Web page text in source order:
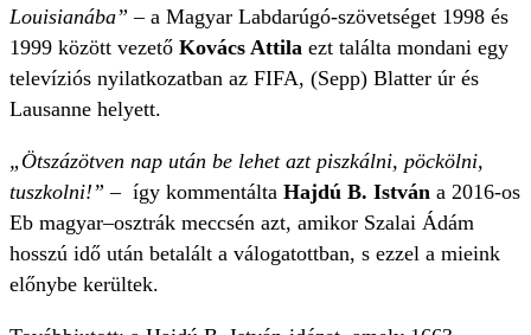
Louisianába” – a Magyar Labdarúgó-szövetséget 1998 és
1999 között vezető Kovács Attila ezt találta mondani egy
televíziós nyilatkozatban az FIFA, (Sepp) Blatter úr és
Lausanne helyett.
„Ötszázötven nap után be lehet azt piszkálni, pöckölni,
tuszkolni!” – így kommentálta Hajdú B. István a 2016-os
Eb magyar–osztrák meccsén azt, amikor Szalai Ádám
hosszú idő után betalált a válogatottban, s ezzel a mieink
előnybe kerültek.